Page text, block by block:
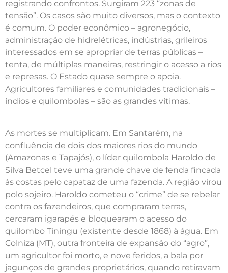
registrando confrontos. Surgiram 223 “zonas de
tensão”. Os casos são muito diversos, mas o contexto
é comum. O poder econômico – agronegócio,
administração de hidrelétricas, indústrias, grileiros
interessados em se apropriar de terras públicas –
tenta, de múltiplas maneiras, restringir o acesso a rios
e represas. O Estado quase sempre o apoia.
Agricultores familiares e comunidades tradicionais –
índios e quilombolas – são as grandes vítimas.
As mortes se multiplicam. Em Santarém, na
confluência de dois dos maiores rios do mundo
(Amazonas e Tapajós), o líder quilombola Haroldo de
Silva Betcel teve uma grande chave de fenda fincada
às costas pelo capataz de uma fazenda. A região virou
polo sojeiro. Haroldo cometeu o “crime” de se rebelar
contra os fazendeiros, que compraram terras,
cercaram igarapés e bloquearam o acesso do
quilombo Tiningu (existente desde 1868) à água. Em
Colniza (MT), outra fronteira de expansão do “agro”,
um agricultor foi morto, e nove feridos, a bala por
jagunços de grandes proprietários, quando retiravam